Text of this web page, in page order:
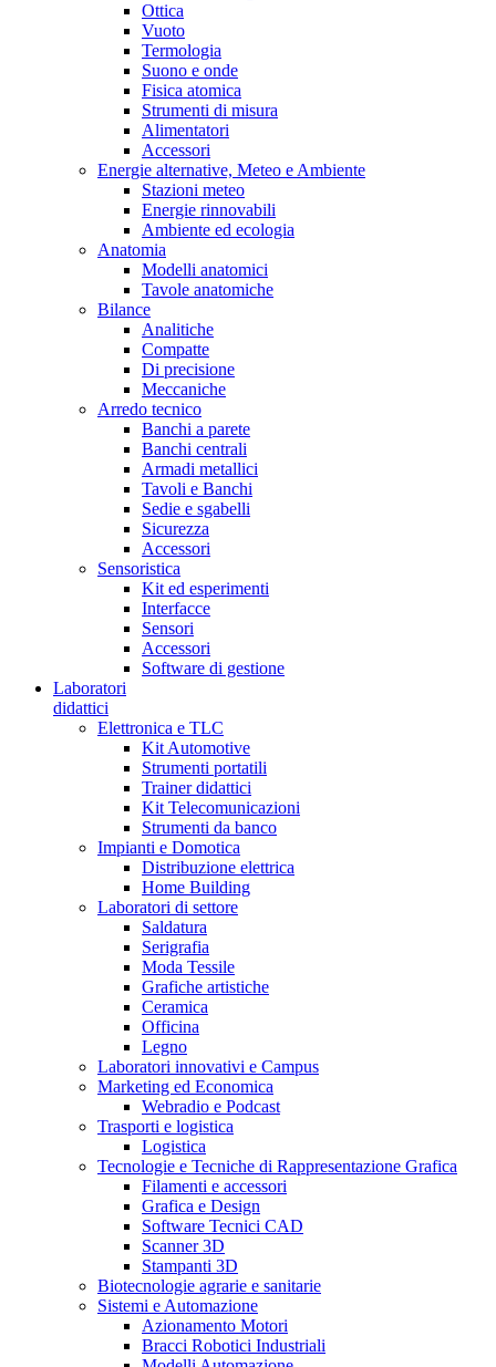
Ottica
Vuoto
Termologia
Suono e onde
Fisica atomica
Strumenti di misura
Alimentatori
Accessori
Energie alternative, Meteo e Ambiente
Stazioni meteo
Energie rinnovabili
Ambiente ed ecologia
Anatomia
Modelli anatomici
Tavole anatomiche
Bilance
Analitiche
Compatte
Di precisione
Meccaniche
Arredo tecnico
Banchi a parete
Banchi centrali
Armadi metallici
Tavoli e Banchi
Sedie e sgabelli
Sicurezza
Accessori
Sensoristica
Kit ed esperimenti
Interfacce
Sensori
Accessori
Software di gestione
Laboratori
didattici
Elettronica e TLC
Kit Automotive
Strumenti portatili
Trainer didattici
Kit Telecomunicazioni
Strumenti da banco
Impianti e Domotica
Distribuzione elettrica
Home Building
Laboratori di settore
Saldatura
Serigrafia
Moda Tessile
Grafiche artistiche
Ceramica
Officina
Legno
Laboratori innovativi e Campus
Marketing ed Economica
Webradio e Podcast
Trasporti e logistica
Logistica
Tecnologie e Tecniche di Rappresentazione Grafica
Filamenti e accessori
Grafica e Design
Software Tecnici CAD
Scanner 3D
Stampanti 3D
Biotecnologie agrarie e sanitarie
Sistemi e Automazione
Azionamento Motori
Bracci Robotici Industriali